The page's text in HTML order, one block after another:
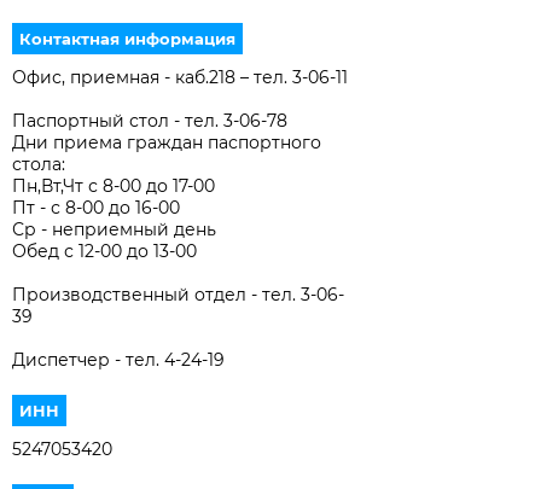
Контактная информация
Офис, приемная - каб.218 – тел. 3-06-11
Паспортный стол - тел. 3-06-78
Дни приема граждан паспортного
стола:
Пн,Вт,Чт с 8-00 до 17-00
Пт - с 8-00 до 16-00
Ср - неприемный день
Обед с 12-00 до 13-00
Производственный отдел - тел. 3-06-
39
Диспетчер - тел. 4-24-19
ИНН
5247053420